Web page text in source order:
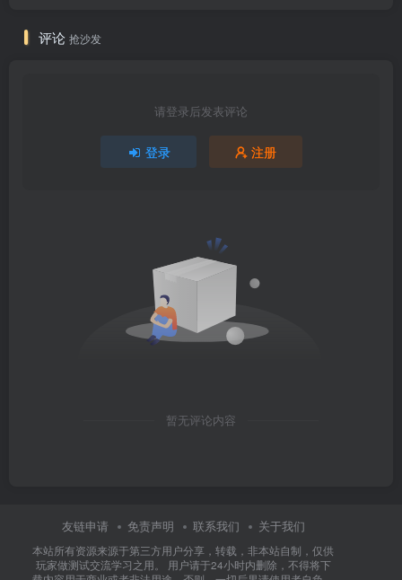
评论 抢沙发
请登录后发表评论
登录 注册
暂无评论内容
友链申请 免责声明 联系我们 关于我们
本站所有资源来源于第三方用户分享，转载，非本站自制，仅供
玩家做测试交流学习之用。 用户请于24小时内删除，不得将下